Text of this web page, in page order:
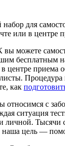
для
или в центре
можете
бесплатным
в центре приема
Процедура
как
с
ситуация
личной. Тысячи
наша цель —